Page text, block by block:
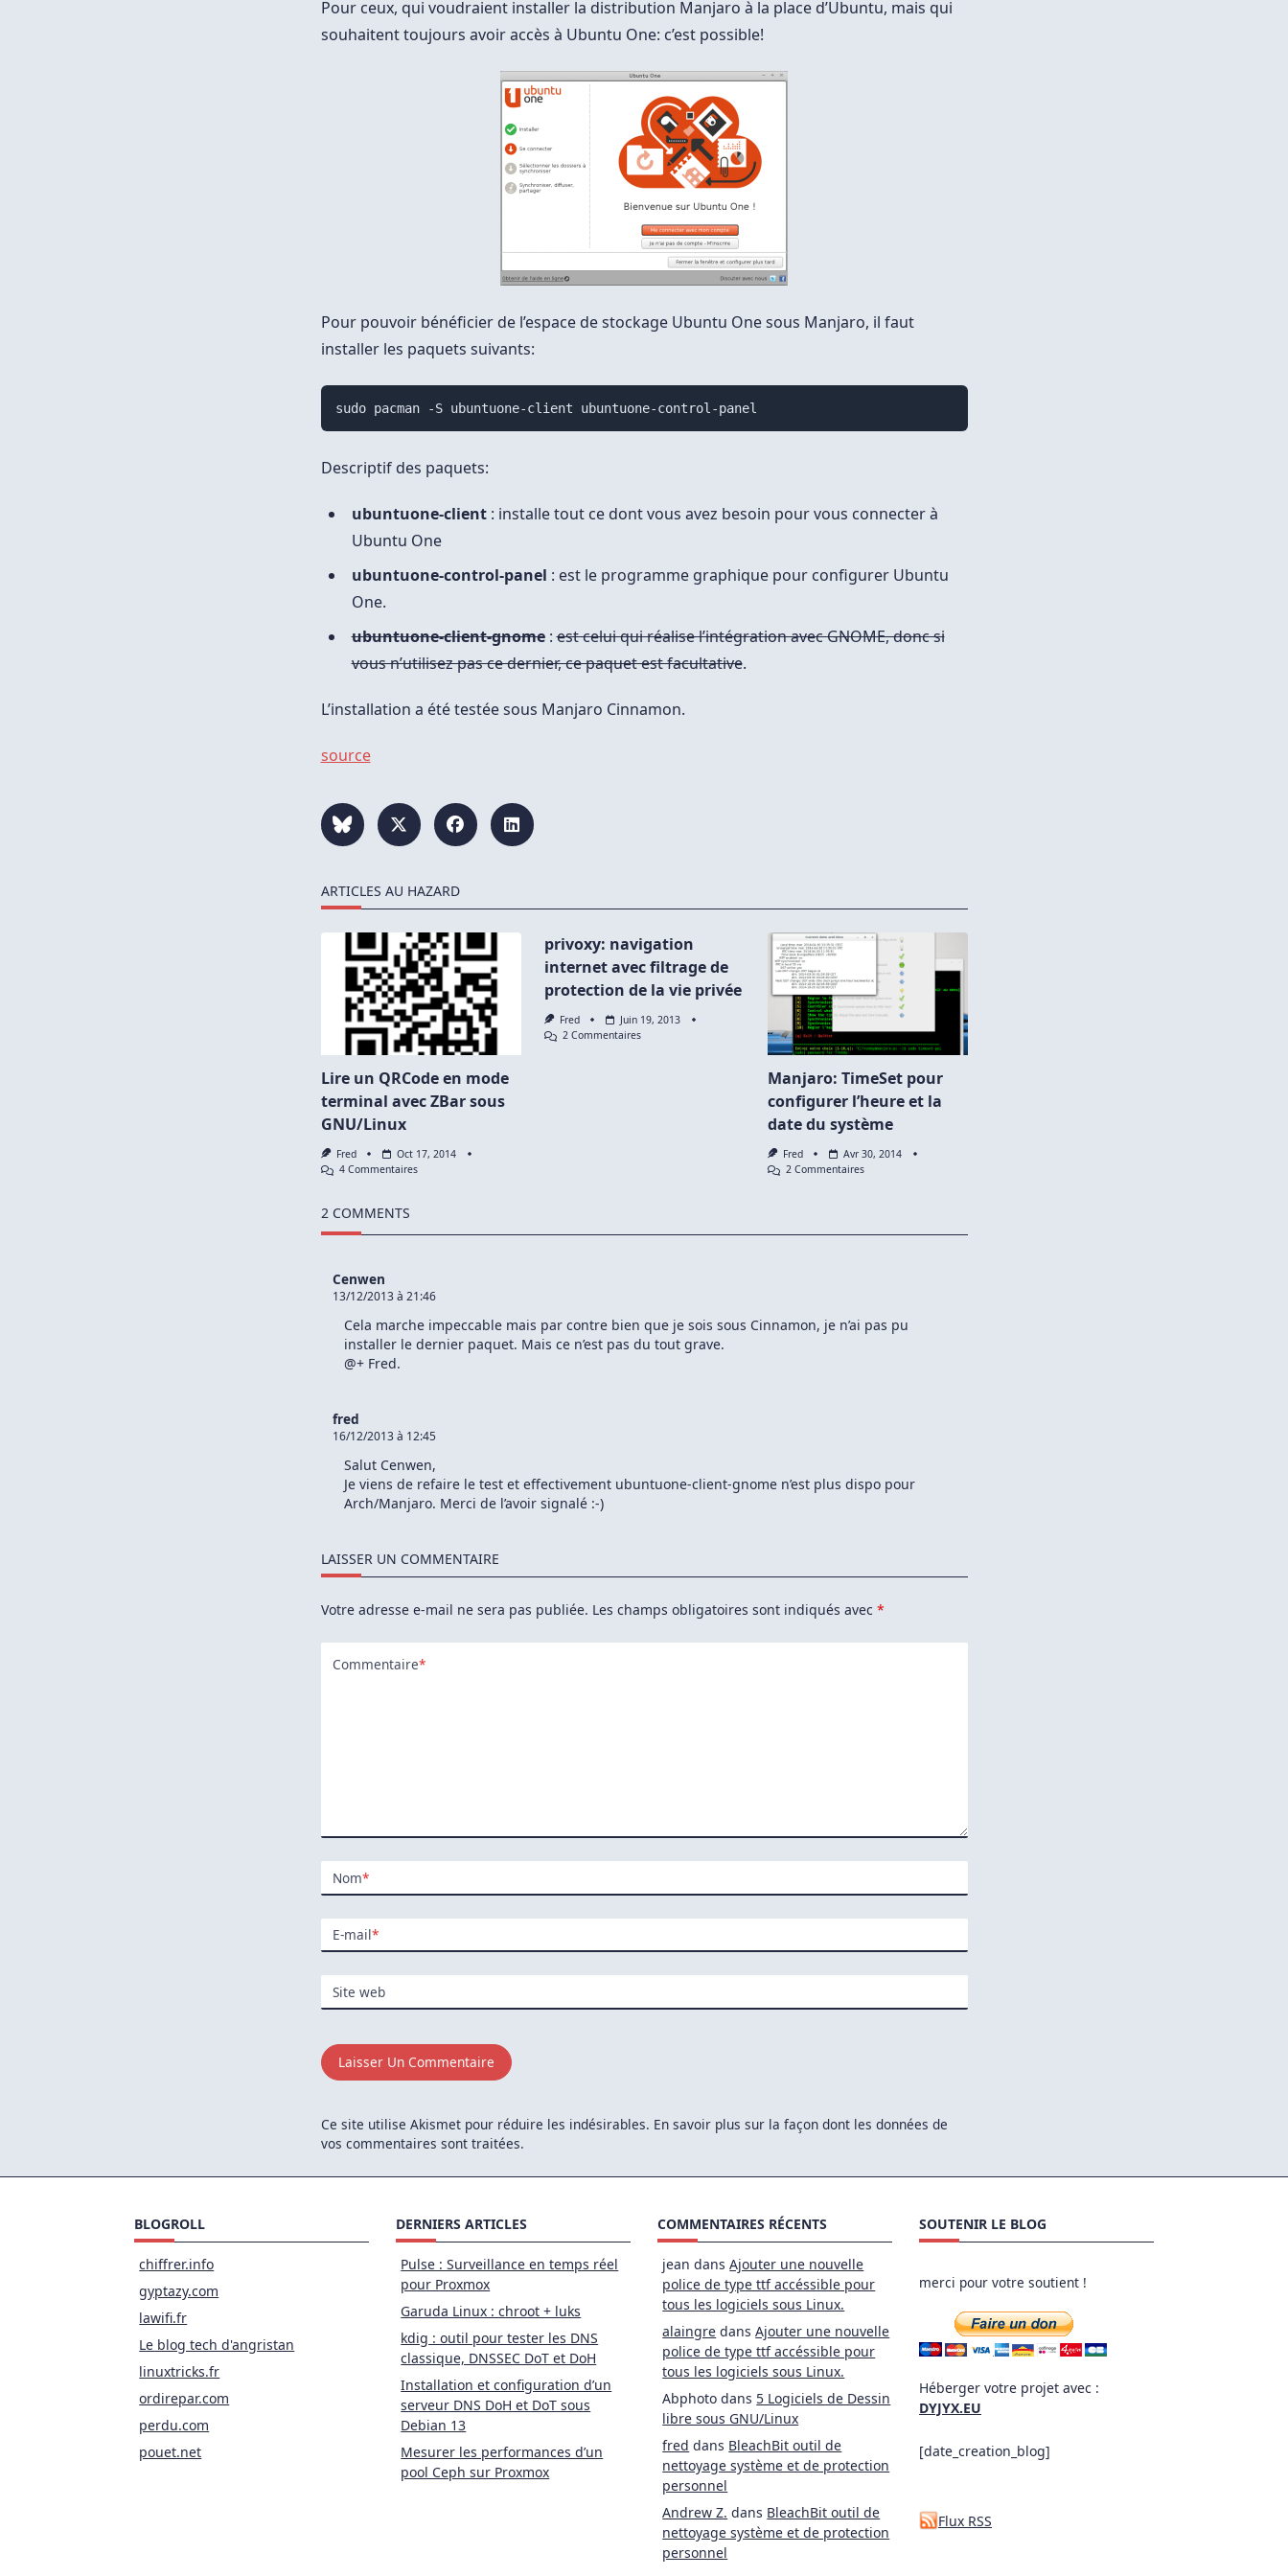
Pour ceux, qui voudraient installer la distribution Manjaro à la place d’Ubuntu, mais qui
souhaitent toujours avoir accès à Ubuntu One: c’est possible!
Pour pouvoir bénéficier de l’espace de stockage Ubuntu One sous Manjaro, il faut
installer les paquets suivants:
Descriptif des paquets:
ubuntuone-client: installe tout ce dont vous avez besoin pour vous connecter à
Ubuntu One
ubuntuone-control-panel : est le programme graphique pour configurer Ubuntu
One.
ubuntuone-client-gnome:est celui qui réalise l’intégration avec GNOME, donc si
vous n’utilisez pas ce dernier, ce paquet est facultative.
L’installation a été testée sous Manjaro Cinnamon.
source
ARTICLES AU HAZARD
Lire un QRCode en mode
terminal avec ZBar sous
GNU/Linux
Fred
Oct 17, 2014
4 CommentairesSur
Sous
privoxy: navigation
internet avec filtrage de
protection de la vie privée
Fred
Juin 19, 2013
2 CommentairesSur
Manjaro: TimeSet pour
configurer l’heure et la
date du système
Fred
Avr 30, 2014
2 CommentairesSur
2 COMMENTS
Cenwen
13/12/2013 à 21:46
Cela marche impeccable mais par contre bien que je sois sous Cinnamon, je n’ai pas pu
installer le dernier paquet. Mais ce n’est pas du tout grave.
@+ Fred.
fred
16/12/2013 à 12:45
Salut Cenwen,
Je viens de refaire le test et effectivement ubuntuone-client-gnome n’est plus dispo pour
Arch/Manjaro. Merci de l’avoir signalé :-)
LAISSER UN COMMENTAIRE
Votre adresse e-mail ne sera pas publiée. Les champs obligatoires sont indiqués avec *
Commentaire*
Nom*
E-mail*
Site web
Ce site utilise Akismet pour réduire les indésirables. En savoir plus sur la façon dont les données de
vos commentaires sont traitées.
BLOGROLL
chiffrer.info
gyptazy.com
lawifi.fr
Le blog tech d'angristan
linuxtricks.fr
ordirepar.com
perdu.com
pouet.net
DERNIERS ARTICLES
Pulse : Surveillance en temps réel
pour Proxmox
Garuda Linux : chroot + luks
kdig : outil pour tester les DNS
classique, DNSSEC DoT et DoH
Installation et configuration d’un
serveur DNS DoH et DoT sous
Debian 13
Mesurer les performances d’un
pool Ceph sur Proxmox
COMMENTAIRES RÉCENTS
jean dansAjouter une nouvelle
police de type ttf accéssible pour
tous les logiciels sous Linux.
alaingre dansAjouter une nouvelle
police de type ttf accéssible pour
tous les logiciels sous Linux.
Abphoto dans 5 Logiciels de Dessin
libre sous GNU/Linux
fred dans BleachBit outil de
nettoyage système et de protection
personnel
Andrew Z. dans BleachBit outil de
nettoyage système et de protection
personnel
SOUTENIR LE BLOG
merci pour votre soutient !
Héberger votre projet avec :
DYJYX.EU
[date_creation_blog]
Flux RSS